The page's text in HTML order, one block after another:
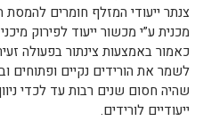
מכנית ע”י מכשור ייעוד לפירוק
כאמור באמצעות צינתור בפעולה
לשמר את הורידים נקיים ופתוחים
שהיה חסום שנים רבות עד לכדי
ייעודיים לורידים.